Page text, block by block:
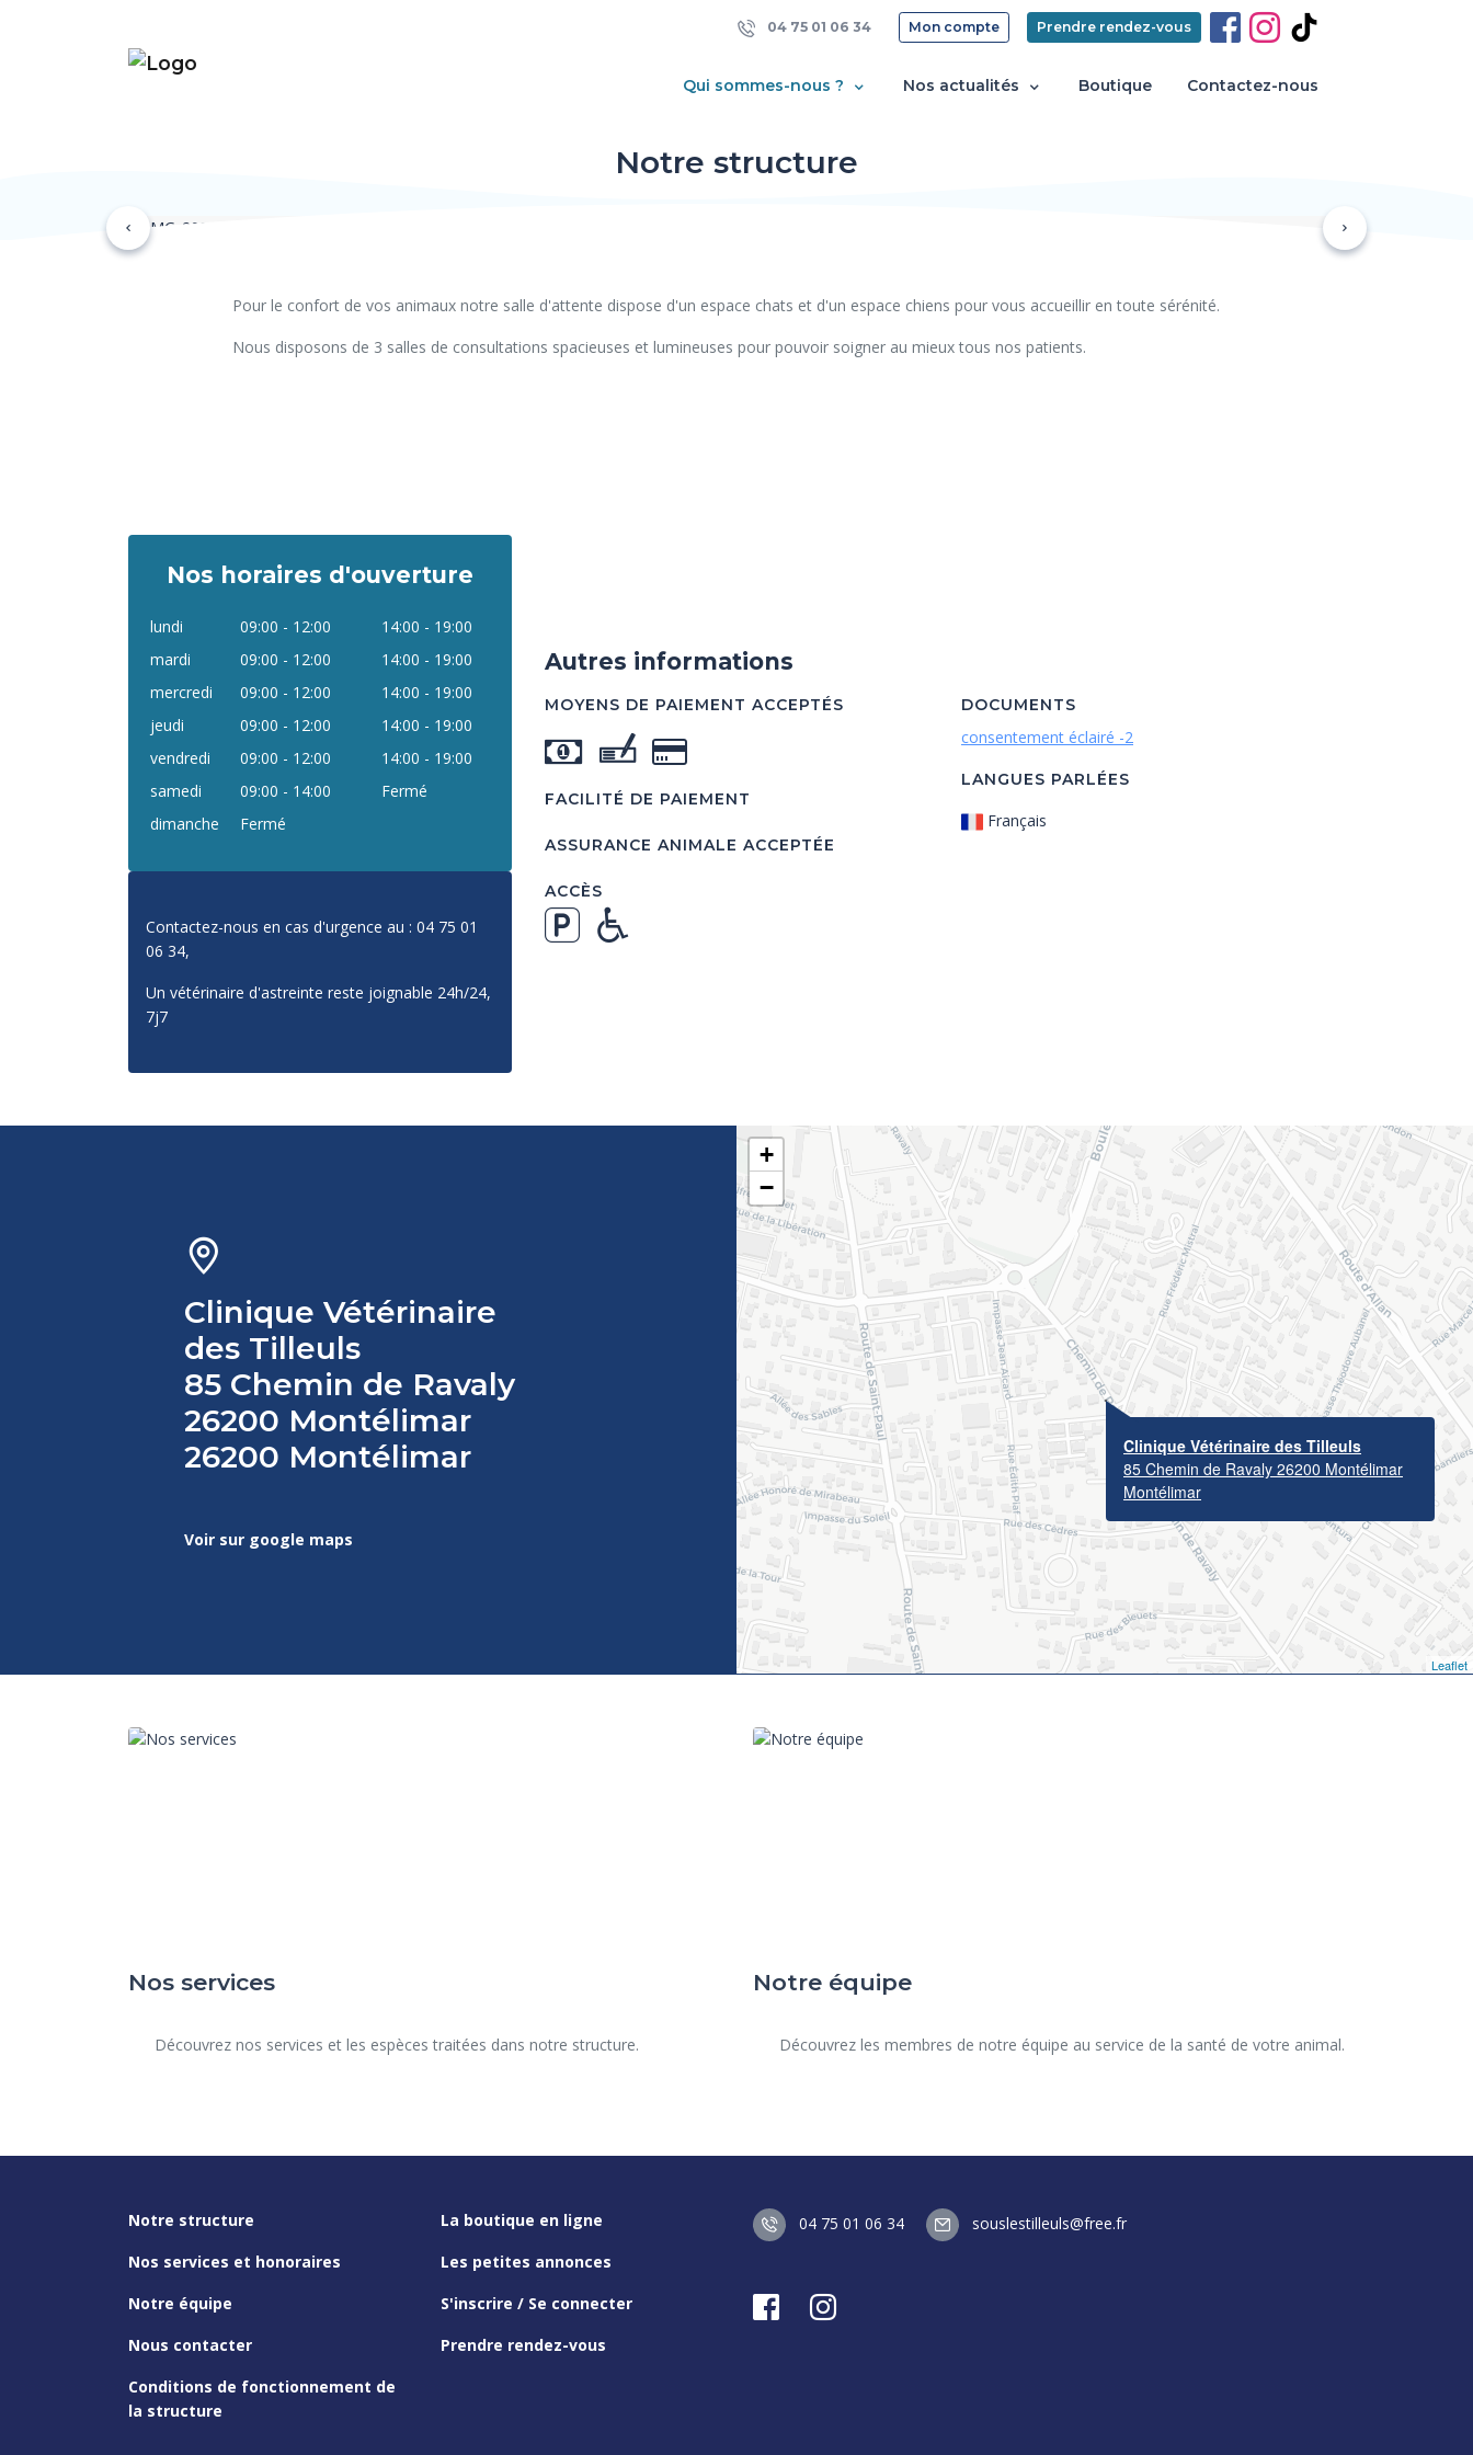
Qui sommes-nous ? Nos actualités Boutique Contactez-nous
04 75 01 06 34 Mon compte Prendre rendez-vous
Notre structure
Précédent Suivant
Pour le confort de vos animaux notre salle d'attente dispose d'un espace chats et d'un espace chiens pour vous accueillir en toute sérénité.
Nous disposons de 3 salles de consultations spacieuses et lumineuses pour pouvoir soigner au mieux tous nos patients.
Autres informations
DOCUMENTS
consentement éclairé -2
LANGUES PARLÉES
Français
MOYENS DE PAIEMENT ACCEPTÉS
FACILITÉ DE PAIEMENT
ASSURANCE ANIMALE ACCEPTÉE
ACCÈS
Nos horaires d'ouverture
lundi 09:00 - 12:00
14:00 - 19:00
mardi
09:00 - 12:00
14:00 - 19:00
mercredi
09:00 - 12:00
14:00 - 19:00
jeudi
09:00 - 12:00
14:00 - 19:00
vendredi
09:00 - 12:00
14:00 - 19:00
samedi
09:00 - 14:00
Fermé
dimanche
Fermé
Contactez-nous en cas d'urgence au : 04 75 01
06 34,
Un vétérinaire d'astreinte reste joignable 24h/24,
7j7
Clinique Vétérinaire
des Tilleuls
85 Chemin de Ravaly
26200 Montélimar
26200 Montélimar
Voir sur google maps
Clinique Vétérinaire des Tilleuls
85 Chemin de Ravaly 26200 Montélimar
Montélimar
+
−
Leaflet
Nos services Notre équipe
Notre structure
Nos services et honoraires
Notre équipe
Nous contacter
Conditions de fonctionnement de
la structure
La boutique en ligne
Les petites annonces
S'inscrire / Se connecter
Prendre rendez-vous
04 75 01 06 34 souslestilleuls@free.fr